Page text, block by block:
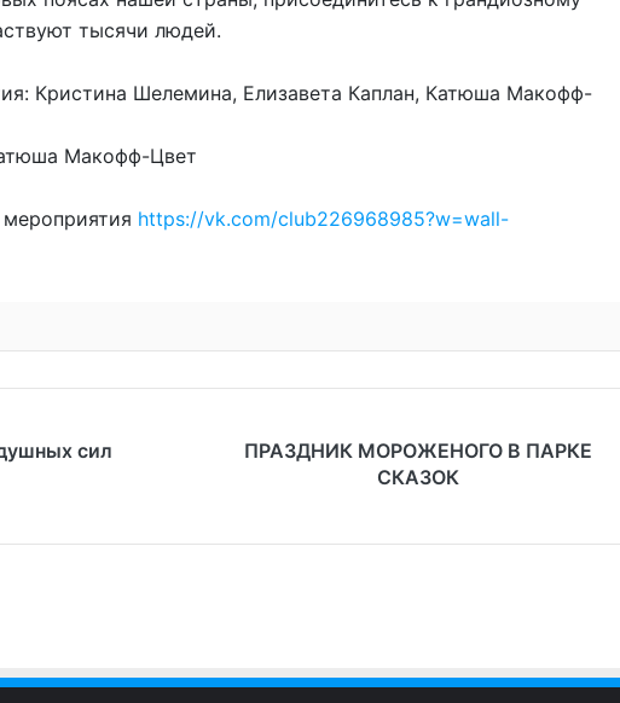
тысячи людей.
Кристина Шелемина, Елизавета Каплан, Катюша Макофф-
Макофф-Цвет
https://vk.com/club226968985?w=wall-
сил
ПРАЗДНИК МОРОЖЕНОГО В ПАРКЕ
СКАЗОК